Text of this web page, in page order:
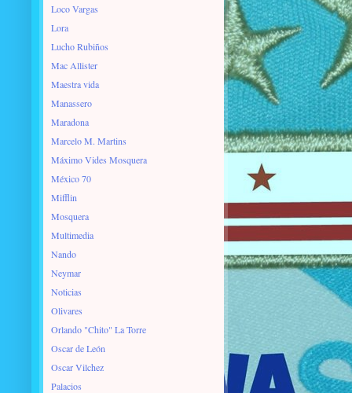
Loco Vargas
Lora
Lucho Rubiños
Mac Allister
Maestra vida
Manassero
Maradona
Marcelo M. Martins
Máximo Vides Mosquera
México 70
Mifflin
Mosquera
Multimedia
Nando
Neymar
Noticias
Olivares
Orlando "Chito" La Torre
Oscar de León
Oscar Vilchez
Palacios